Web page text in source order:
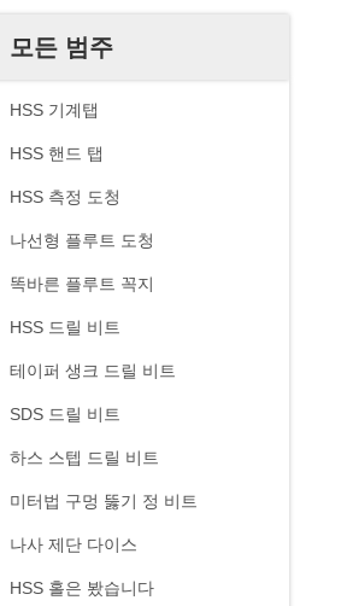
모든 범주
HSS 기계탭
HSS 핸드 탭
HSS 측정 도청
나선형 플루트 도청
똑바른 플루트 꼭지
HSS 드릴 비트
테이퍼 생크 드릴 비트
SDS 드릴 비트
하스 스텝 드릴 비트
미터법 구멍 뚫기 정 비트
나사 제단 다이스
HSS 홀은 봤습니다